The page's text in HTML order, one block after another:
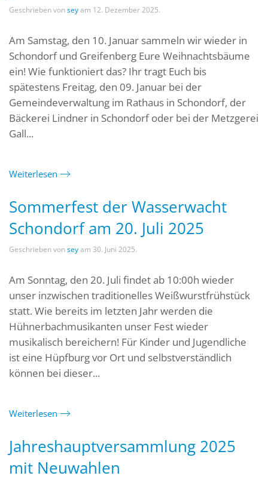
Geschrieben vonseyam 12. Dezember 2025.
Am Samstag, den 10. Januar sammeln wir wieder in
Schondorf und Greifenberg Eure Weihnachtsbäume
ein! Wie funktioniert das? Ihr tragt Euch bis
spätestens Freitag, den 09. Januar bei der
Gemeindeverwaltung im Rathaus in Schondorf, der
Bäckerei Lindner in Schondorf oder bei der Metzgerei
Gall...
Weiterlesen
Sommerfest der Wasserwacht
Schondorf am 20. Juli 2025
Geschrieben vonseyam 30. Juni 2025.
Am Sonntag, den 20. Juli findet ab 10:00h wieder
unser inzwischen traditionelles Weißwurstfrühstück
statt. Wie bereits im letzten Jahr werden die
Hühnerbachmusikanten unser Fest wieder
musikalisch bereichern! Für Kinder und Jugendliche
ist eine Hüpfburg vor Ort und selbstverständlich
können bei dieser...
Weiterlesen
Jahreshauptversammlung 2025
mit Neuwahlen